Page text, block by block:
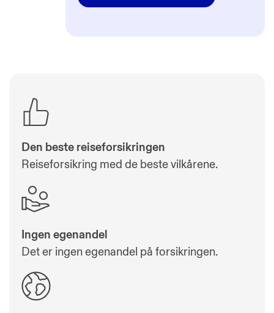
Den beste reiseforsikringen
Reiseforsikring med de beste vilkårene.
Ingen egenandel
Det er ingen egenandel på forsikringen.